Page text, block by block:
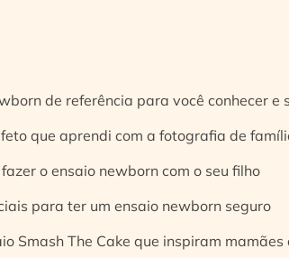
de referência para você conhecer e
que aprendi com a fotografia de
o ensaio newborn com o seu filho
para ter um ensaio newborn seguro
Smash The Cake que inspiram